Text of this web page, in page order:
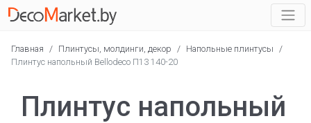
Главная / Плинтусы, молдинги, декор / Напольные плинтусы /
Плинтус напольный Bellodeco П13 140-20
Плинтус напольный